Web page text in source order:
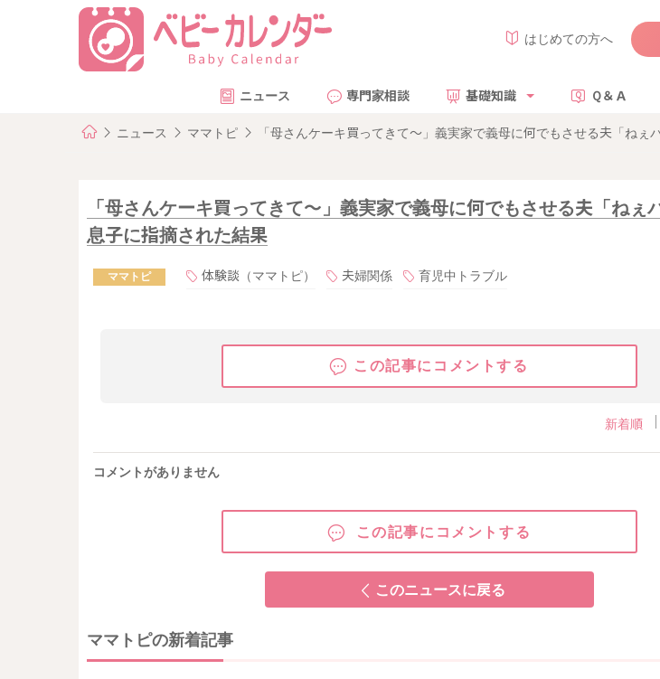
はじめての方へ
ニュース 専門家相談 基礎知識 Ｑ＆Ａ
ニュース ママトピ 「母さんケーキ買ってきて〜」義実家で義母に何でもさせる夫「ね
「母さんケーキ買ってきて〜」義実家で義母に何でもさせる夫「ね
息子に指摘された結果
ママトピ 体験談（ママトピ） 夫婦関係 育児中トラブル
この記事にコメントする
新着順
コメントがありません
この記事にコメントする
このニュースに戻る
ママトピの新着記事